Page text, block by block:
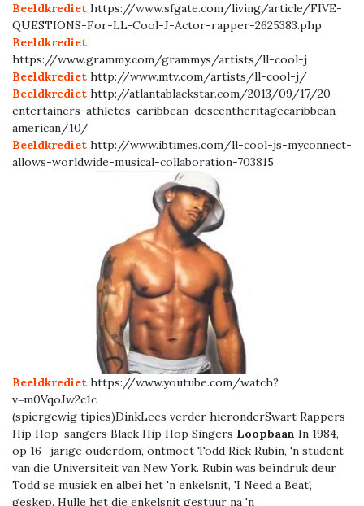
Beeldkrediet https://www.sfgate.com/living/article/FIVE-
QUESTIONS-For-LL-Cool-J-Actor-rapper-2625383.php
Beeldkrediet
https://www.grammy.com/grammys/artists/ll-cool-j
Beeldkrediet http://www.mtv.com/artists/ll-cool-j/
Beeldkrediet http://atlantablackstar.com/2013/09/17/20-
entertainers-athletes-caribbean-descentheritagecaribbean-
american/10/
Beeldkrediet http://www.ibtimes.com/ll-cool-js-myconnect-
allows-worldwide-musical-collaboration-703815
Beeldkrediet https://www.youtube.com/watch?
v=m0VqoJw2c1c
(spiergewig tipies)DinkLees verder hieronderSwart Rappers
Hip Hop-sangers Black Hip Hop Singers Loopbaan In 1984,
op 16 -jarige ouderdom, ontmoet Todd Rick Rubin, 'n student
van die Universiteit van New York. Rubin was beïndruk deur
Todd se musiek en albei het 'n enkelsnit, 'I Need a Beat',
geskep. Hulle het die enkelsnit gestuur na 'n